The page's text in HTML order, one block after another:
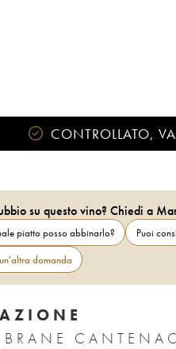
CONTROLLATO,
su questo vino? Chiedi a
piatto posso abbinarlo? Puoi
domanda